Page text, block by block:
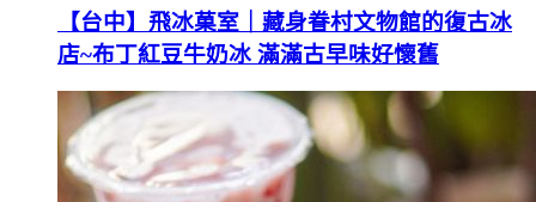
【台中】飛冰菓室｜藏身眷村文物館的復古冰
店~布丁紅豆牛奶冰 滿滿古早味好懷舊